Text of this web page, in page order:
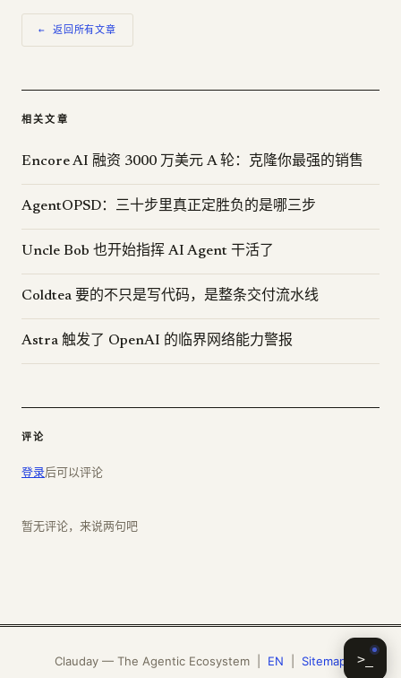
← 返回所有文章
相关文章
Encore AI 融资 3000 万美元 A 轮：克隆你最强的销售
AgentOPSD：三十步里真正定胜负的是哪三步
Uncle Bob 也开始指挥 AI Agent 干活了
Coldtea 要的不只是写代码，是整条交付流水线
Astra 触发了 OpenAI 的临界网络能力警报
评论
登录后可以评论
暂无评论，来说两句吧
Clauday — The Agentic Ecosystem | EN Sitemap >_